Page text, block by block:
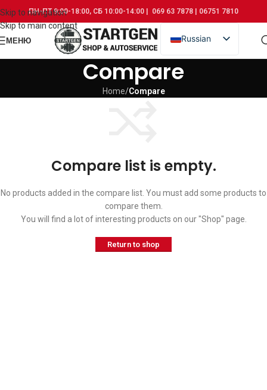
Skip to navigation
Skip to main content
ПН-ПТ 9:00-18:00, СБ 10:00-14:00 | 069 63 7878 | 06751 7810
МЕНЮ
Russian
Romanian
Compare
Home/Compare
Compare list is empty.
No products added in the compare list. You must add some products to
compare them.
You will find a lot of interesting products on our "Shop" page.
Return to shop